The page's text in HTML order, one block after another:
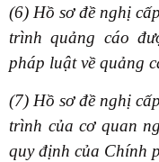
(6) Hồ sơ đề nghị
trình quảng cáo
pháp luật về quảng
(7) Hồ sơ đề nghị
trình của cơ quan
quy định của Chính